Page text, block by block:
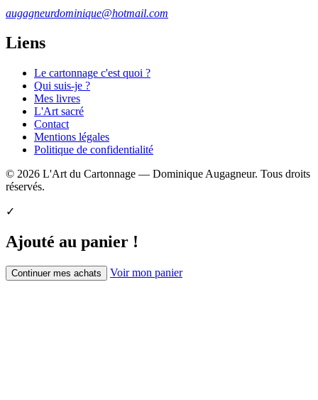
augagneurdominique@hotmail.com
Liens
Le cartonnage c'est quoi ?
Qui suis-je ?
Mes livres
L'Art sacré
Contact
Mentions légales
Politique de confidentialité
© 2026 L'Art du Cartonnage — Dominique Augagneur. Tous droits
réservés.
✓
Ajouté au panier !
Continuer mes achats Voir mon panier